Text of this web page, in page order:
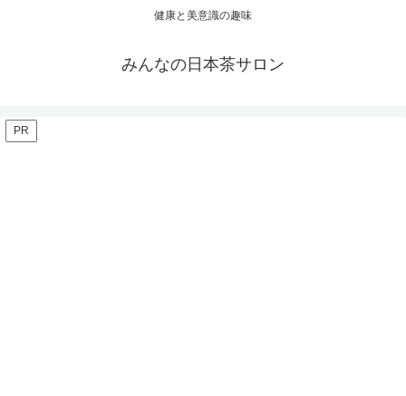
健康と美意識の趣味
みんなの日本茶サロン
PR